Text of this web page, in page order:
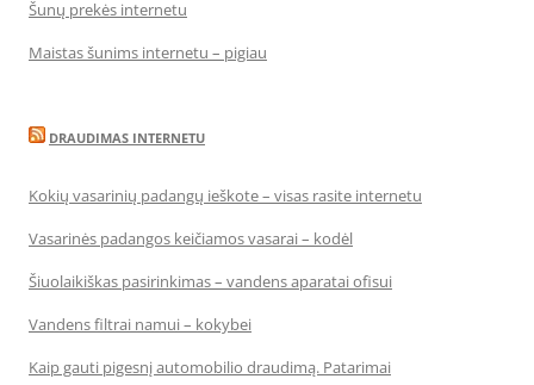
Šunų prekės internetu
Maistas šunims internetu – pigiau
DRAUDIMAS INTERNETU
Kokių vasarinių padangų ieškote – visas rasite internetu
Vasarinės padangos keičiamos vasarai – kodėl
Šiuolaikiškas pasirinkimas – vandens aparatai ofisui
Vandens filtrai namui – kokybei
Kaip gauti pigesnį automobilio draudimą. Patarimai